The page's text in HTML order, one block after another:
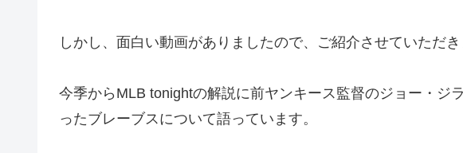
しかし、面白い動画がありましたので、ご紹介させていただき
今季からMLB tonightの解説に前ヤンキース監督のジョー・ジ
ったブレーブスについて語っています。